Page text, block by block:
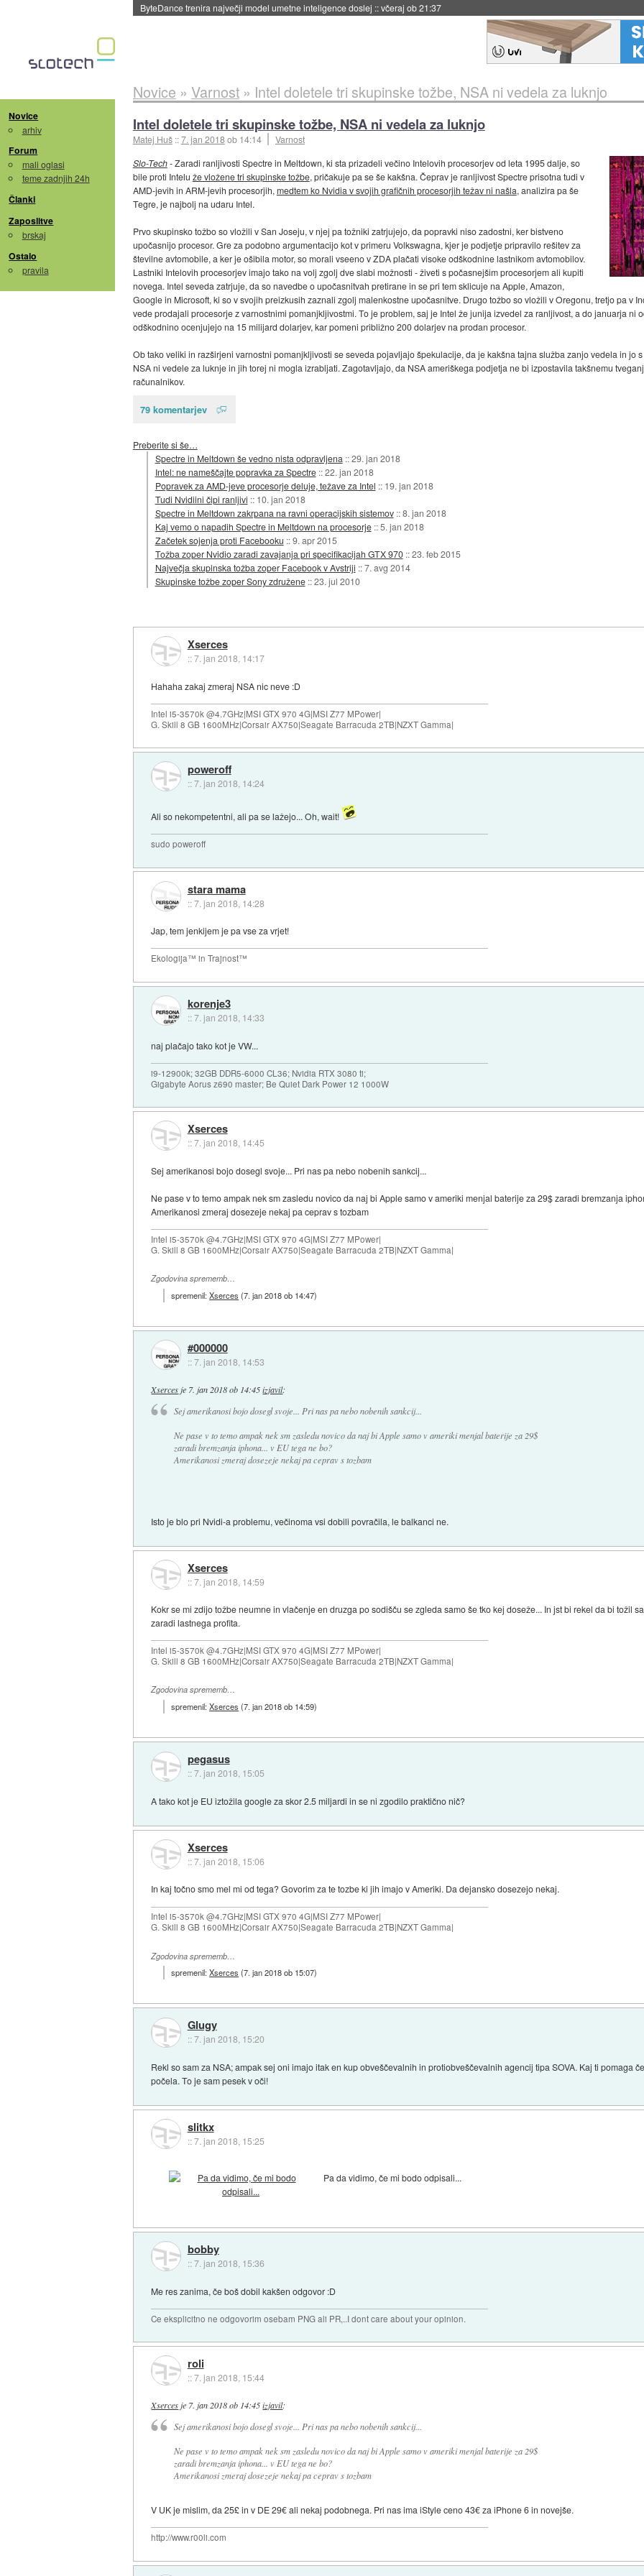
Spletne strani začele streči oglase za agente umetne inteligence::včeraj ob 21:23
Novice
arhiv
Forum
mali oglasi
teme zadnjih 24h
Članki
Zaposlitve
brskaj
Ostalo
pravila
Novice » Varnost» Intel doletele tri skupinske tožbe, NSA ni vedela za luknjo
Intel doletele tri skupinske tožbe, NSA ni vedela za luknjo
Matej Huš ::7. jan 2018ob 14:14
Varnost
Slo-Tech- Zaradi ranljivosti Spectre in Meltdown, ki sta prizadeli večino Intelovih procesorjev od leta 1995 dalje, so
bile proti Intelu že vložene tri skupinske tožbe, pričakuje pa se še kakšna. Čeprav je ranljivost Spectre prisotna tudi v
AMD-jevih in ARM-jevih procesorjih, medtem ko Nvidia v svojih grafičnih procesorjih težav ni našla, analizira pa še
Tegre, je najbolj na udaru Intel.
Prvo skupinsko tožbo so vložili v San Joseju, v njej pa tožniki zatrjujejo, da popravki niso zadostni, ker bistveno
upočasnijo procesor. Gre za podobno argumentacijo kot v primeru Volkswagna, kjer je podjetje pripravilo rešitev za
številne avtomobile, a ker je ošibila motor, so morali vseeno v ZDA plačati visoke odškodnine lastnikom avtomobilov.
Lastniki Intelovih procesorjev imajo tako na volj zgolj dve slabi možnosti - živeti s počasnejšim procesorjem ali kupiti
novega. Intel seveda zatrjuje, da so navedbe o upočasnitvah pretirane in se pri tem sklicuje na Apple, Amazon,
Google in Microsoft, ki so v svojih preizkusih zaznali zgolj malenkostne upočasnitve. Drugo tožbo so vložili v Oregonu, tretjo pa v
vede prodajali procesorje z varnostnimi pomanjkljivostmi. To je problem, saj je Intel že junija izvedel za ranljivost, a do januarja ni
odškodnino ocenjujejo na 15 milijard dolarjev, kar pomeni približno 200 dolarjev na prodan procesor.
Ob tako veliki in razširjeni varnostni pomanjkljivosti se seveda pojavljajo špekulacije, da je kakšna tajna služba zanjo vedela in jo
NSA ni vedele za luknje in jih torej ni mogla izrabljati. Zagotavljajo, da NSA ameriškega podjetja ne bi izpostavila takšnemu
računalnikov.
79 komentarjev
Preberite si še…
Spectre in Meltdown še vedno nista odpravljena ::29. jan 2018
Intel: ne nameščajte popravka za Spectre ::22. jan 2018
Popravek za AMD-jeve procesorje deluje, težave za Intel :: 19. jan 2018
Tudi Nvidiini čipi ranljivi :: 10. jan 2018
Spectre in Meltdown zakrpana na ravni operacijskih sistemov ::8. jan 2018
Kaj vemo o napadih Spectre in Meltdown na procesorje ::5. jan 2018
Začetek sojenja proti Facebooku ::9. apr 2015
Tožba zoper Nvidio zaradi zavajanja pri specifikacijah GTX 970 ::23. feb 2015
Največja skupinska tožba zoper Facebook v Avstriji ::7. avg 2014
Skupinske tožbe zoper Sony združene ::23. jul 2010
Xserces
::7. jan 2018, 14:17
Hahaha zakaj zmeraj NSA nic neve :D
Intel i5-3570k @4.7GHz|MSI GTX 970 4G|MSI Z77 MPower|
G. Skill 8 GB 1600MHz|Corsair AX750|Seagate Barracuda 2TB|NZXT Gamma|
poweroff
::7. jan 2018, 14:24
Ali so nekompetentni, ali pa se lažejo... Oh, wait!
sudo poweroff
stara mama
::7. jan 2018, 14:28
Jap, tem jenkijem je pa vse za vrjet!
Ekologija™ in Trajnost™
korenje3
::7. jan 2018, 14:33
naj plačajo tako kot je VW...
i9-12900k; 32GB DDR5-6000 CL36; Nvidia RTX 3080 ti;
Gigabyte Aorus z690 master; Be Quiet Dark Power 12 1000W
Xserces
::7. jan 2018, 14:45
Sej amerikanosi bojo dosegl svoje... Pri nas pa nebo nobenih sankcij...
Ne pase v to temo ampak nek sm zasledu novico da naj bi Apple samo v ameriki menjal baterije za 29$ zaradi bremzanja
Amerikanosi zmeraj dosezeje nekaj pa ceprav s tozbam
Intel i5-3570k @4.7GHz|MSI GTX 970 4G|MSI Z77 MPower|
G. Skill 8 GB 1600MHz|Corsair AX750|Seagate Barracuda 2TB|NZXT Gamma|
Zgodovina sprememb…
spremenil:Xserces (7. jan 2018 ob 14:47)
#000000
::7. jan 2018, 14:53
Xserces je 7. jan 2018 ob 14:45 izjavil:
Sej amerikanosi bojo dosegl svoje... Pri nas pa nebo nobenih sankcij...
Ne pase v to temo ampak nek sm zasledu novico da naj bi Apple samo v ameriki menjal baterije za 29$
zaradi bremzanja iphona... v EU tega ne bo?
Amerikanosi zmeraj dosezeje nekaj pa ceprav s tozbam
Isto je blo pri Nvidi-a problemu, večinoma vsi dobili povračila, le balkanci ne.
Xserces
::7. jan 2018, 14:59
Kokr se mi zdijo tožbe neumne in vlačenje en druzga po sodišču se zgleda samo še tko kej doseže... In jst bi rekel da bi tožil
zaradi lastnega profita.
Intel i5-3570k @4.7GHz|MSI GTX 970 4G|MSI Z77 MPower|
G. Skill 8 GB 1600MHz|Corsair AX750|Seagate Barracuda 2TB|NZXT Gamma|
Zgodovina sprememb…
spremenil:Xserces (7. jan 2018 ob 14:59)
pegasus
::7. jan 2018, 15:05
A tako kot je EU iztožila google za skor 2.5 miljardi in se ni zgodilo praktično nič?
Xserces
::7. jan 2018, 15:06
In kaj točno smo mel mi od tega? Govorim za te tozbe ki jih imajo v Ameriki. Da dejansko dosezejo nekaj.
Intel i5-3570k @4.7GHz|MSI GTX 970 4G|MSI Z77 MPower|
G. Skill 8 GB 1600MHz|Corsair AX750|Seagate Barracuda 2TB|NZXT Gamma|
Zgodovina sprememb…
spremenil:Xserces (7. jan 2018 ob 15:07)
Glugy
::7. jan 2018, 15:20
Rekl so sam za NSA; ampak sej oni imajo itak en kup obveščevalnih in protiobveščevalnih agencij tipa SOVA. Kaj ti pomaga
počela. To je sam pesek v oči!
slitkx
::7. jan 2018, 15:25
Pa da vidimo, če mi bodo odpisali...
bobby
::7. jan 2018, 15:36
Me res zanima, če boš dobil kakšen odgovor :D
Ce eksplicitno ne odgovorim osebam PNG ali PR,..I dont care about your opinion.
roli
::7. jan 2018, 15:44
Xserces je 7. jan 2018 ob 14:45 izjavil:
Sej amerikanosi bojo dosegl svoje... Pri nas pa nebo nobenih sankcij...
Ne pase v to temo ampak nek sm zasledu novico da naj bi Apple samo v ameriki menjal baterije za 29$
zaradi bremzanja iphona... v EU tega ne bo?
Amerikanosi zmeraj dosezeje nekaj pa ceprav s tozbam
V UK je mislim, da 25£ in v DE 29€ ali nekaj podobnega. Pri nas ima iStyle ceno 43€ za iPhone 6 in novejše.
http://www.r00li.com